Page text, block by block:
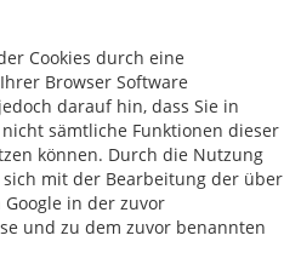
Cookies durch eine
Browser Software
darauf hin, dass Sie in
sämtliche Funktionen dieser
können. Durch die Nutzung
mit der Bearbeitung der über
in der zuvor
und zu dem zuvor benannten